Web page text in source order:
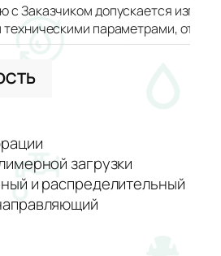
с Заказчиком допускается
параметрами,
загрузки
и распределительный